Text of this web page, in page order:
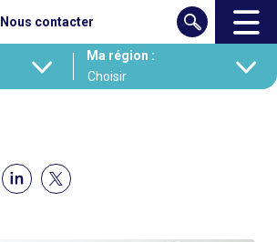
Ma région :
Nous contacter